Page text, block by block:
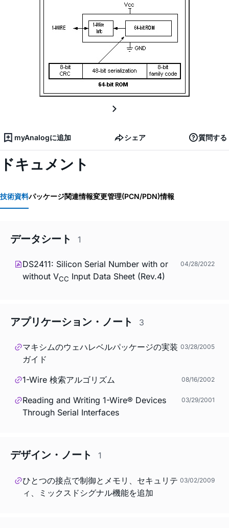
myAnalogに追加 シェア 質問する
ドキュメント
技術資料パッケージ関連情報変更管理(PCN/PDN)情報
データシート 1
DS2411: Silicon Serial Number with or
without VCC Input Data Sheet (Rev.4)
04/28/2022
アプリケーション・ノート 3
マキシムのウェハレベルパッケージの実装
ガイド
03/28/2005
1-Wire 検索アルゴリズム 08/16/2002
Reading and Writing 1-Wire® Devices
Through Serial Interfaces
03/29/2001
デザイン・ノート 1
ひとつの接点で制御とメモリ、セキュリテ
ィ、ミックスドシグナル機能を追加
03/02/2009